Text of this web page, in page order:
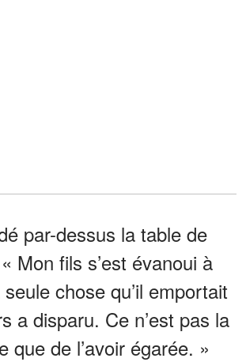
par-dessus la table de
Mon fils s’est évanoui à
seule chose qu’il emportait
a disparu. Ce n’est pas la
que de l’avoir égarée. »